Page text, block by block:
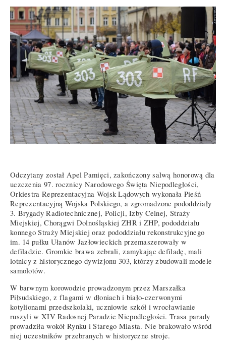
Odczytany został Apel Pamięci, zakończony salwą honorową dla
uczczenia 97. rocznicy Narodowego Święta Niepodległości,
Orkiestra Reprezentacyjna Wojsk Lądowych wykonała Pieśń
Reprezentacyjną Wojska Polskiego, a zgromadzone pododdziały
3. Brygady Radiotechnicznej, Policji, Izby Celnej, Straży
Miejskiej, Chorągwi Dolnośląskiej ZHR i ZHP, pododdziału
konnego Straży Miejskiej oraz pododdziału rekonstrukcyjnego
im. 14 pułku Ułanów Jazłowieckich przemaszerowały w
defiladzie. Gromkie brawa zebrali, zamykając defiladę, mali
lotnicy z historycznego dywizjonu 303, którzy zbudowali modele
samolotów.
W barwnym korowodzie prowadzonym przez Marszałka
Piłsudskiego, z flagami w dłoniach i biało-czerwonymi
kotylionami przedszkolaki, uczniowie szkół i wrocławianie
ruszyli w XIV Radosnej Paradzie Niepodległości. Trasa parady
prowadziła wokół Rynku i Starego Miasta. Nie brakowało wśród
niej uczestników przebranych w historyczne stroje.